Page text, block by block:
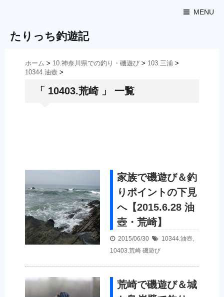
MENU
たりっち釣遊記
ホーム > 10.神奈川県での釣り・磯遊び > 103.三浦 >
10344.油壺 >
「 10403.荒崎 」 一覧
家族で磯遊び＆釣
りポイントの下見
へ【2015.6.28 油
壺・荒崎】
2015/06/30 10344.油壺,
10403.荒崎 磯遊び
荒崎で磯遊び＆城